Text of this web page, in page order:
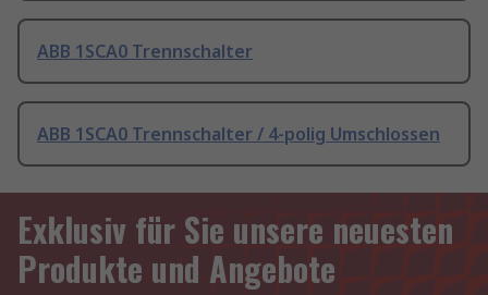
ABB 1SCA0 Trennschalter
ABB 1SCA0 Trennschalter / 4-polig Umschlossen
Exklusiv für Sie unsere neuesten
Produkte und Angebote